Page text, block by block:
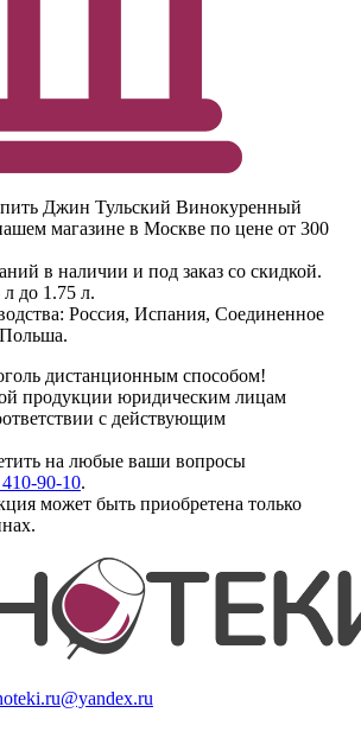
Джин Тульский Винокуренный
магазине в Москве по цене от 300
в наличии и под заказ со скидкой.
до 1.75 л.
Россия, Испания, Соединенное
дистанционным способом!
продукции юридическим лицам
с действующим
на любые ваши вопросы
90-10.
может быть приобретена только